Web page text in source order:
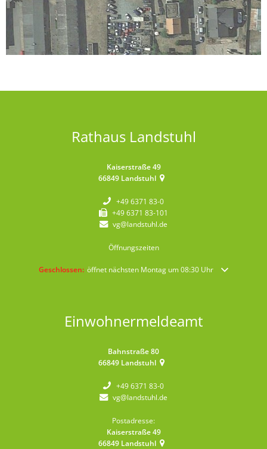
Rathaus Landstuhl
Kaiserstraße 49
66849 Landstuhl
+49 6371 83-0
+49 6371 83-101
vg@landstuhl.de
Öffnungszeiten
Klicken, um weitere Öffnungs- oder Schließzeiten auszublenden
Geschlossen: öffnet nächsten Montag um 08:30 Uhr
Einwohnermeldeamt
Bahnstraße 80
66849 Landstuhl
+49 6371 83-0
vg@landstuhl.de
Postadresse:
Kaiserstraße 49
66849 Landstuhl